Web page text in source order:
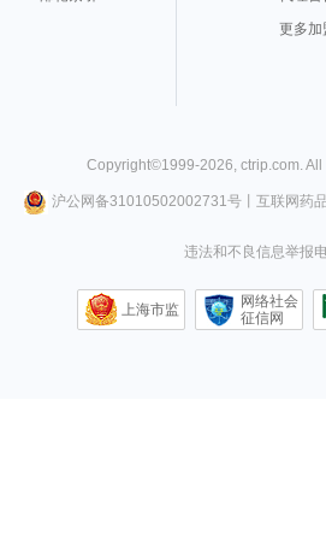
更多加
Copyright©1999-2026 ctrip.com .
沪公网备31010502002731号丨 互联网药
违法和不良信息举报
上海市监
网络社会
征信网